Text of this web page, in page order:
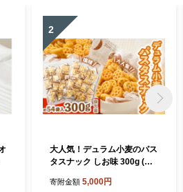
2
大人気！デュラム小麦のパス
タスナック しお味 300g (約5
個包装 パスタ スナック 塩味
寄附金額 5,000円